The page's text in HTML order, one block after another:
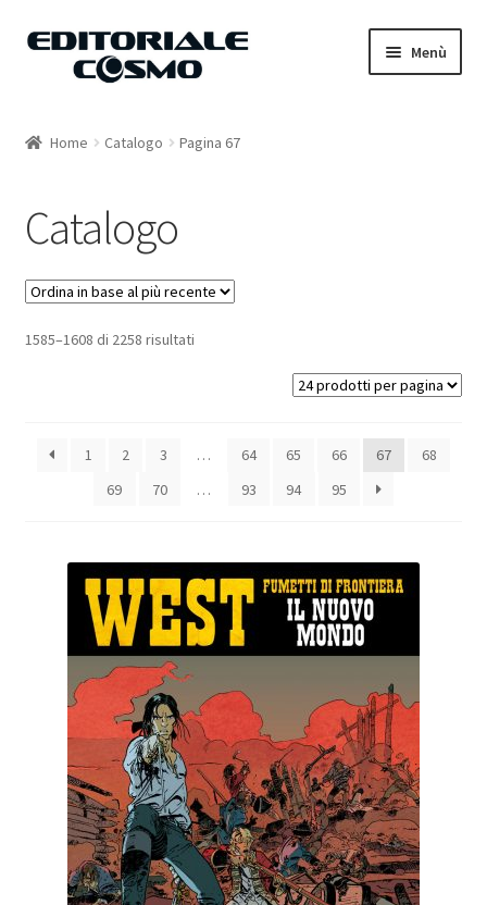
Vai
Vai
Menù
Carrello
Il mio account
Home Catalogo Pagina 67
Catalogo
1585–1608 di 2258 risultati
1 2 3 … 64 65 66 67
68
69
70 … 93 94 95